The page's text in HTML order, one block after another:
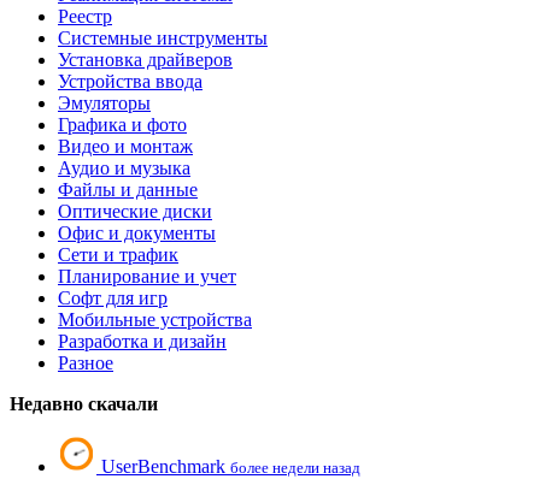
Реестр
Системные инструменты
Установка драйверов
Устройства ввода
Эмуляторы
Графика и фото
Видео и монтаж
Аудио и музыка
Файлы и данные
Оптические диски
Офис и документы
Сети и трафик
Планирование и учет
Софт для игр
Мобильные устройства
Разработка и дизайн
Разное
Недавно скачали
UserBenchmark более недели назад